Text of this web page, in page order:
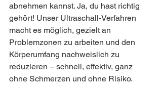
abnehmen kannst. Ja, du hast richtig
gehört! Unser Ultraschall-Verfahren
macht es möglich, gezielt an
Problemzonen zu arbeiten und den
Körperumfang nachweislich zu
reduzieren – schnell, effektiv, ganz
ohne Schmerzen und ohne Risiko.